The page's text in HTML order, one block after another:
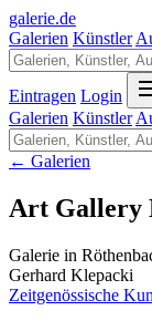
galerie.de
Galerien Künstler
Eintragen Login
Galerien Künstler
← Galerien
Art Gallery
Galerie in
Gerhard Klepacki
Zeitgenössische